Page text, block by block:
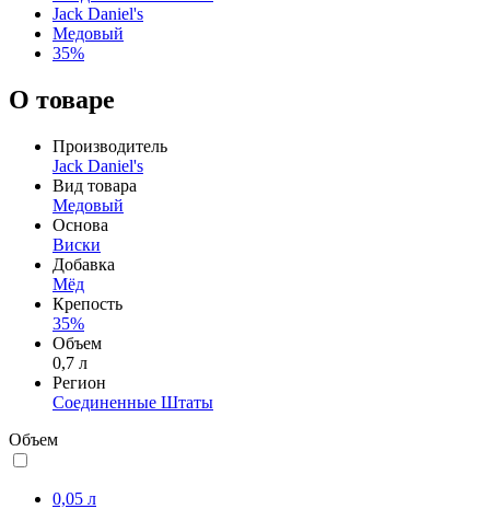
Jack Daniel's
Медовый
35%
О товаре
Производитель
Jack Daniel's
Вид товара
Медовый
Основа
Виски
Добавка
Мёд
Крепость
35%
Объем
0,7 л
Регион
Соединенные Штаты
Объем
0,05 л